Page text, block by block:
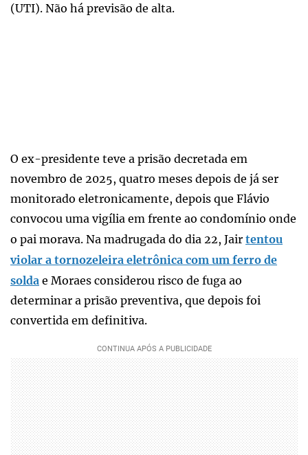
(UTI). Não há previsão de alta.
O ex-presidente teve a prisão decretada em
novembro de 2025, quatro meses depois de já ser
monitorado eletronicamente, depois que Flávio
convocou uma vigília em frente ao condomínio onde
o pai morava. Na madrugada do dia 22, Jair tentou
violar a tornozeleira eletrônica com um ferro de
solda e Moraes considerou risco de fuga ao
determinar a prisão preventiva, que depois foi
convertida em definitiva.